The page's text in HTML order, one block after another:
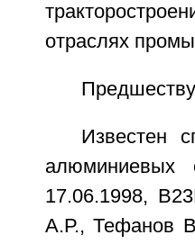
отраслях
Известен
17.06.1998,
А.Р., Тефанов